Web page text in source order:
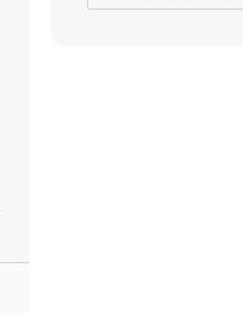
Articoli